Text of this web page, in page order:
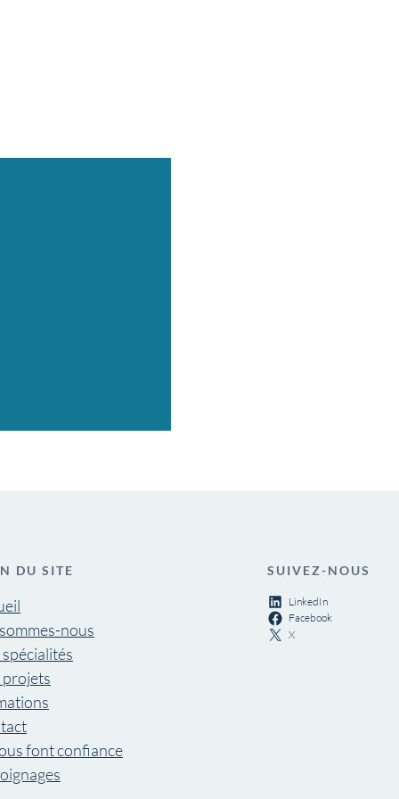
DU SITE
nous
projets
font confiance
SUIVEZ-NOUS
LinkedIn
Facebook
X